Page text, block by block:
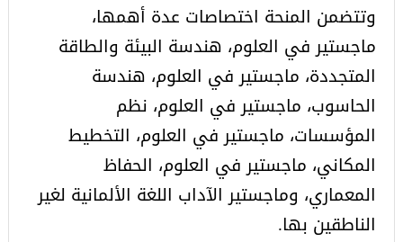
وتتضمن المنحة اختصاصات عدة أهمها،
ماجستير في العلوم، هندسة البيئة والطاقة
المتجددة، ماجستير في العلوم، هندسة
الحاسوب، ماجستير في العلوم، نظم
المؤسسات، ماجستير في العلوم، التخطيط
المكاني، ماجستير في العلوم، الحفاظ
المعماري، وماجستير الآداب اللغة الألمانية لغير
الناطقين بها.